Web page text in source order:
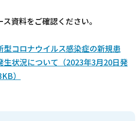
資料をご確認ください。
型コロナウイルス感染症の新規患
生状況について（2023年3月20日発
）